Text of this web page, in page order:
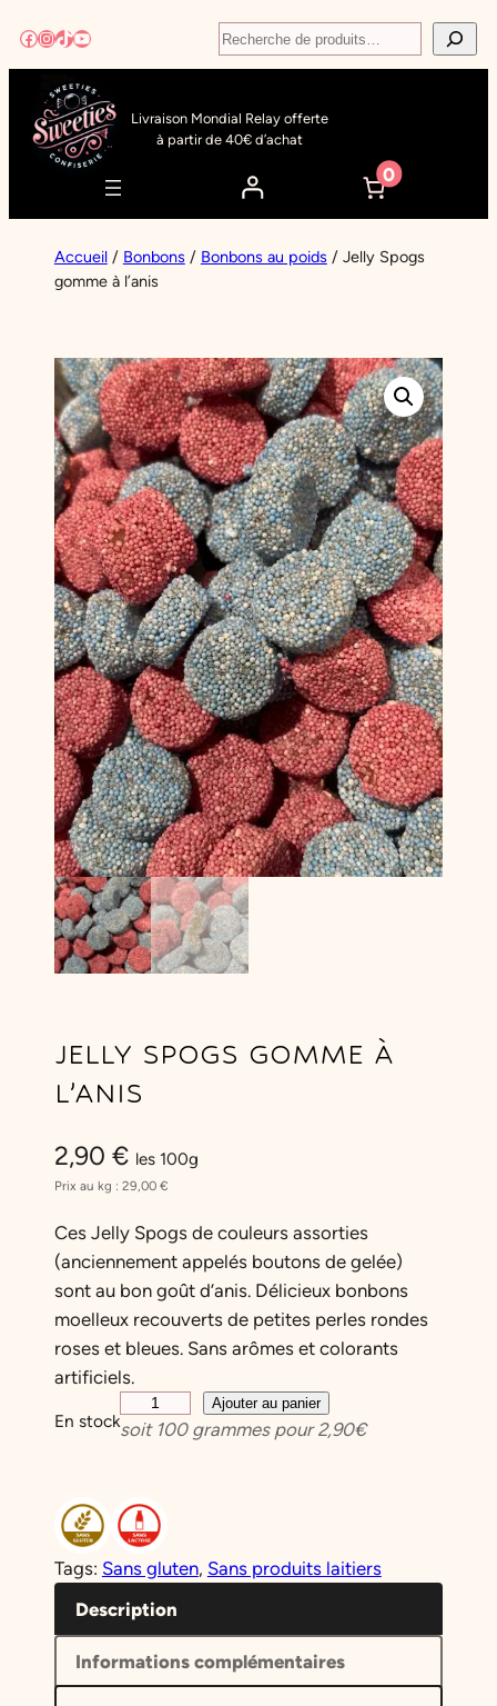
au
contenu
Facebook
Instagram
TikTok
YouTube Recherche
Livraison Mondial Relay offerte
à partir de 40€ d’achat
0
Accueil/ Bonbons / Bonbons au poids / Jelly Spogs
gomme à l’anis
JELLY SPOGS GOMME À
L’ANIS
2,90 € les 100g
Prix au kg : 29,00 €
Ces Jelly Spogs de couleurs assorties
(anciennement appelés boutons de gelée)
sont au bon goût d’anis. Délicieux bonbons
moelleux recouverts de petites perles rondes
roses et bleues. Sans arômes et colorants
artificiels.
En stock
u
t
t
é
d
e
J
Ajouter au panier
soit 100grammes pour2,90€
Tags: Sans gluten, Sans produits laitiers
Description
Informations complémentaires